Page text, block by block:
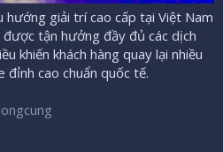
hướng giải trí cao cấp tại Việt Nam
được tận hưởng đầy đủ các dịch
khiến khách hàng quay lại nhiều
đỉnh cao chuẩn quốc tế.